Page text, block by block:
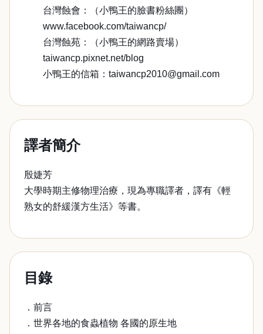
台灣蝕會：（小鴨王的臉書粉絲團）
www.facebook.com/taiwancp/
台灣蝕苑：（小鴨王的網路賣場）
taiwancp.pixnet.net/blog
小鴨王的信箱：taiwancp2010@gmail.com
譯者簡介
殷婕芳
大學時期主修物理治療，現為專職譯者，譯有《輕
熟女的舒緩漢方生活》等書。
目錄
．前言
．世界各地的食蟲植物 各國的原生地